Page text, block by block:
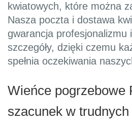
kwiatowych, które można
Nasza poczta i dostawa
gwarancja profesjonalizmu
szczegóły, dzięki czemu
spełnia oczekiwania
Wieńce pogrzebowe
szacunek w